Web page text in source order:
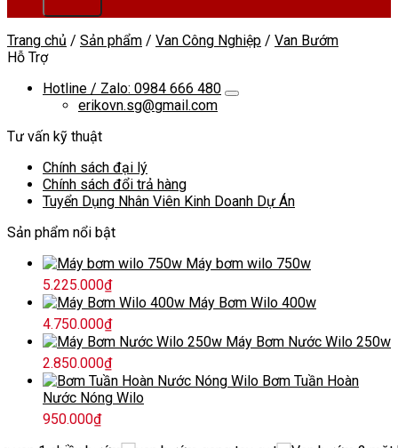
Trang chủ / Sản phẩm / Van Công Nghiệp / Van Bướm
Hỗ Trợ
Hotline / Zalo: 0984 666 480
erikovn.sg@gmail.com
Tư vấn kỹ thuật
Chính sách đại lý
Chính sách đổi trả hàng
Tuyển Dụng Nhân Viên Kinh Doanh Dự Án
Sản phẩm nổi bật
Máy bơm wilo 750w
5.225.000₫
Máy Bơm Wilo 400w
4.750.000₫
Máy Bơm Nước Wilo 250w
2.850.000₫
Bơm Tuần Hoàn
Nước Nóng Wilo
950.000₫